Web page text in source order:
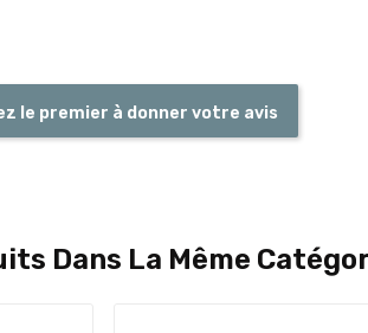
le premier à donner votre avis
Dans La Même